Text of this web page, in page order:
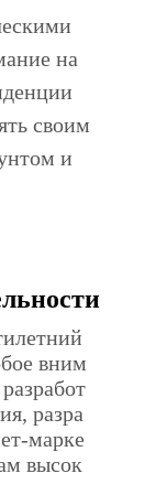
на
своим
и
вним
разра
марке
высок